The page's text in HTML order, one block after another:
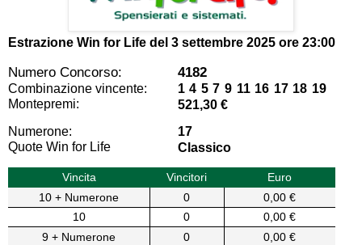
Estrazione Win for Life del 3 settembre 2025 ore 23:00
Numero Concorso: 4182
Combinazione vincente:
1 4 5 7 9 11 16 17 18 19
Montepremi:
521,30 €
Numerone:
17
Quote Win for Life
Classico
Vincita Vincitori
Euro
10 + Numerone
0
0,00 €
10
0
0,00 €
9 + Numerone
0
0,00 €